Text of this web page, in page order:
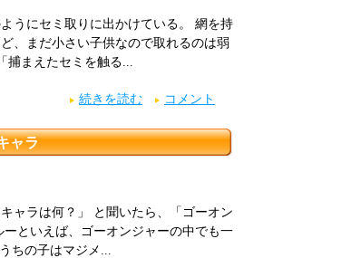
うにセミ取りに出かけている。 網を持
、まだ小さい子供なので取れるのは弱
捕まえたセミを触る...
続きを読む コメント
ャラ
ャラは何？」 と聞いたら、「ゴーオン
といえば、ゴーオンジャーの中でも一
ちの子はマジメ...